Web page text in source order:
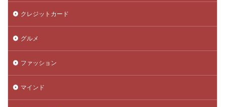
クレジットカード
グルメ
ファッション
マインド